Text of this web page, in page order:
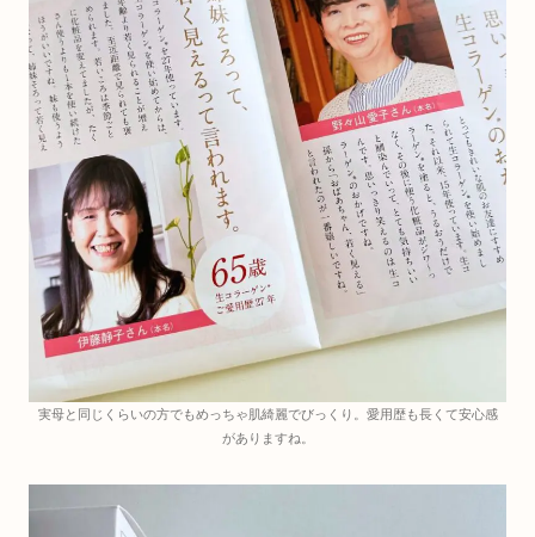
実母と同じくらいの方でもめっちゃ肌綺麗でびっくり。愛用歴も長くて安心感
がありますね。